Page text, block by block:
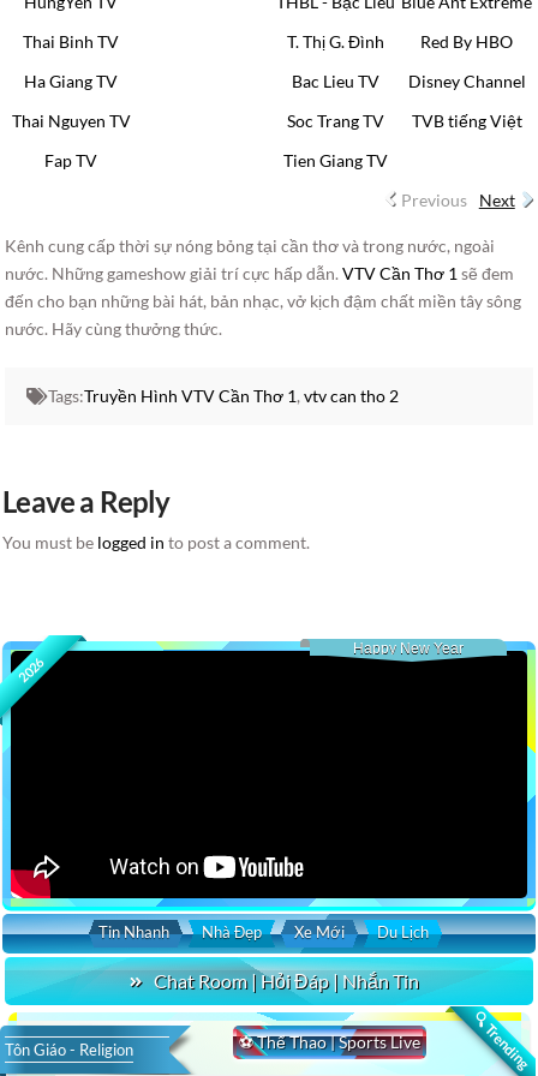
Thai Binh TV
T. Thị G. Đình
Red By HBO
Ha Giang TV
Bac Lieu TV
Disney Channel
Thai Nguyen TV
Soc Trang TV
TVB tiếng Việt
Fap TV
Tien Giang TV
Previous
Next
Kênh cung cấp thời sự nóng bỏng tại cần thơ và trong nước, ngoài
nước. Những gameshow giải trí cực hấp dẫn.VTV Cần Thơ 1 sẽ đem
đến cho bạn những bài hát, bản nhạc, vở kịch đậm chất miền tây sông
nước. Hãy cùng thưởng thức.
Tags:Truyền Hình VTV Cần Thơ 1, vtv can tho 2
Leave a Reply
You must be logged in to post a comment.
2026
Happy New Year
Tin Nhanh Nhà Đẹp Xe Mới Du Lịch
Chat Room | Hỏi Đáp | Nhắn Tin
🔍 Trending
⚽ Thể Thao | Sports Live
Tôn Giáo - Religion